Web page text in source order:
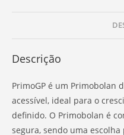
Descrição
PrimoGP é um Primobolan
acessível, ideal para o
definido. O Primobolan é
segura, sendo uma